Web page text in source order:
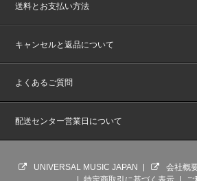
送料とお支払い方法
キャンセルと返品について
よくあるご質問
配送センター営業日について
UNIVERSAL MUSIC JAPAN 会社概